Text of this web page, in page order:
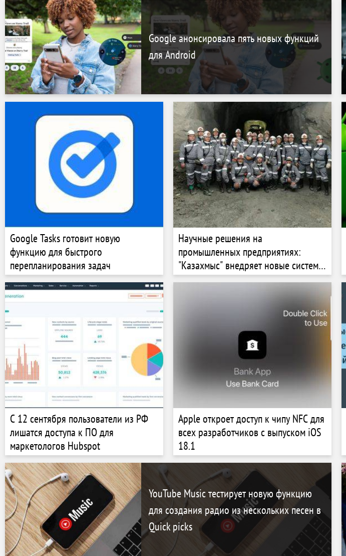
Google анонсировала пять новых функций
для Android
Google Tasks готовит новую
функцию для быстрого
перепланирования задач
Научные решения на
промышленных предприятиях:
"Казахмыс" внедряет новые системы
для эффективности производства
С 12 сентября пользователи из РФ
лишатся доступа к ПО для
маркетологов Hubspot
Apple откроет доступ к чипу NFC для
всех разработчиков с выпуском iOS
18.1
YouTube Music тестирует новую функцию
для создания радио из нескольких песен в
Quick picks